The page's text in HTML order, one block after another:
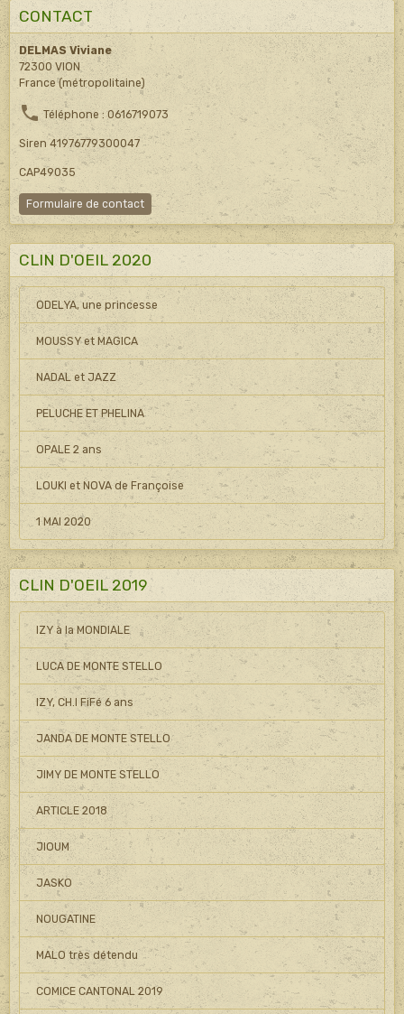
CONTACT
DELMAS Viviane
72300 VION
France (métropolitaine)
Téléphone : 0616719073
Siren 41976779300047
CAP49035
Formulaire de contact
CLIN D'OEIL 2020
ODELYA, une princesse
MOUSSY et MAGICA
NADAL et JAZZ
PELUCHE ET PHELINA
OPALE 2 ans
LOUKI et NOVA de Françoise
1 MAI 2020
CLIN D'OEIL 2019
IZY à la MONDIALE
LUCA DE MONTE STELLO
IZY, CH.I FiFé 6 ans
JANDA DE MONTE STELLO
JIMY DE MONTE STELLO
ARTICLE 2018
JIOUM
JASKO
NOUGATINE
MALO très détendu
COMICE CANTONAL 2019